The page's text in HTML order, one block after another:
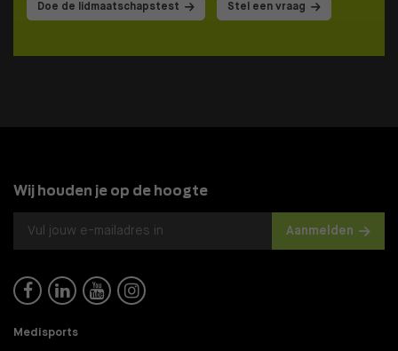
Doe de lidmaatschapstest Stel een vraag
Wij houden je op de hoogte
Aanmelden
   
Medisports